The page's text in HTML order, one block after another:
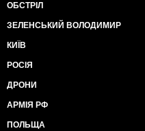
ОБСТРІЛ
ЗЕЛЕНСЬКИЙ ВОЛОДИМИР
КИЇВ
РОСІЯ
ДРОНИ
АРМІЯ РФ
ПОЛЬЩА